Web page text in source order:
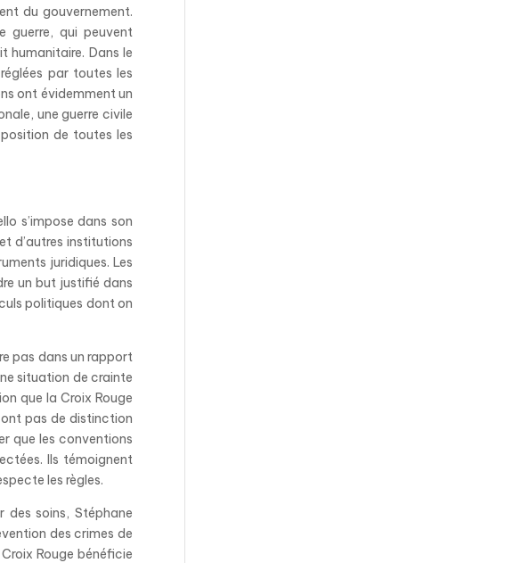
du gouvernement.
guerre, qui peuvent
Dans le
par toutes les
ont évidemment un
une guerre civile
de toutes les
s’impose dans son
d’autres institutions
juridiques. Les
un but justifié dans
politiques dont on
pas dans un rapport
situation de crainte
que la Croix Rouge
pas de distinction
que les conventions
Ils témoignent
les règles.
des soins, Stéphane
des crimes de
Rouge bénéficie